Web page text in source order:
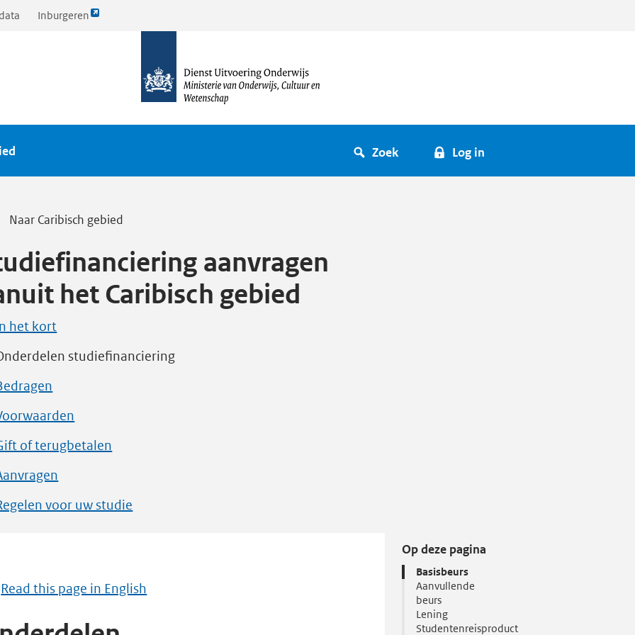
Inburgeren
Link
homepagina
Zoek Log in
Naar Caribisch gebied
aanvragen
het Caribisch gebied
het kort
studiefinanciering
of terugbetalen
voor uw studie
Read this page in English
Op deze pagina
Basisbeurs
Aanvullende
beurs
Lening
Studentenreisproduct